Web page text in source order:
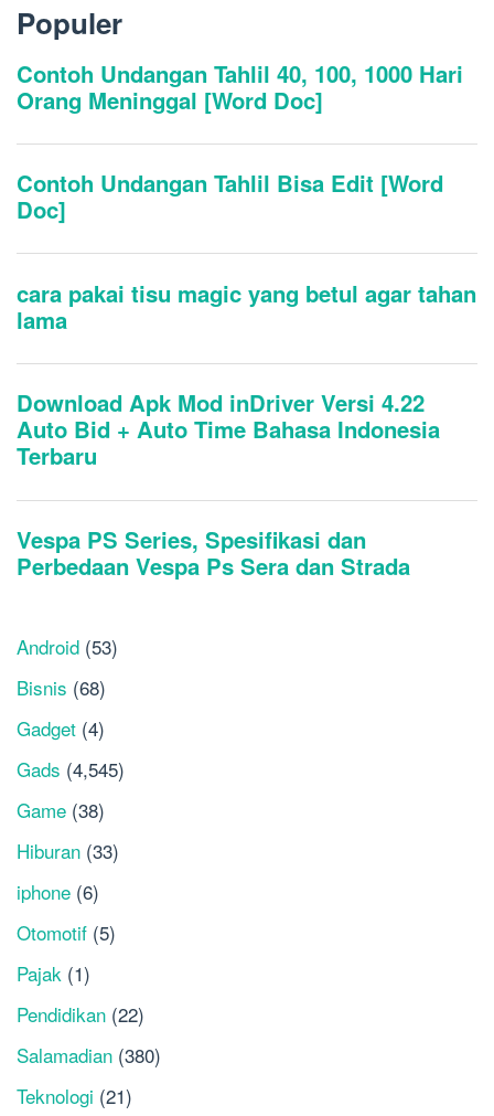
Populer
Android (53)
Bisnis (68)
Gadget (4)
Gads (4,545)
Game (38)
Hiburan (33)
iphone (6)
Otomotif (5)
Pajak (1)
Pendidikan (22)
Salamadian (380)
Teknologi (21)